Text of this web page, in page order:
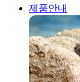
제품안내